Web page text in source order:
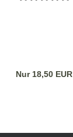
Nur 18,50 EUR